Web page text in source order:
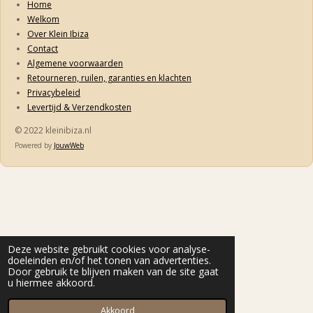
Deze website gebruikt cookies voor analyse-
doeleinden en/of het tonen van advertenties.
Door gebruik te blijven maken van de site gaat
u hiermee akkoord.
Akkoord
Home
Welkom
Over Klein Ibiza
Contact
Algemene voorwaarden
Retourneren, ruilen, garanties en klachten
Privacybeleid
Levertijd & Verzendkosten
© 2022 kleinibiza.nl
Powered by JouwWeb